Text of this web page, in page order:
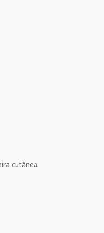
cutânea